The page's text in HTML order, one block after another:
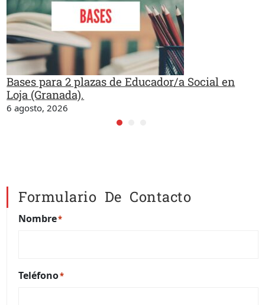
Bases para 2 plazas de Educador/a Social en
Loja (Granada).
6 agosto, 2026
Formulario De Contacto
Nombre*
Teléfono*